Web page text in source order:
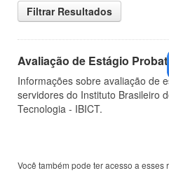
Filtrar Resultados
Avaliação de Estágio
Informações sobre avaliação de
servidores do Instituto Brasileiro
Tecnologia - IBICT.
Você também pode ter acesso a esses